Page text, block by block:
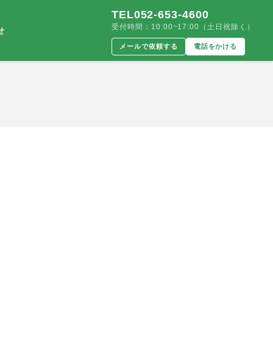
TEL052-653-4600
受付時間：10:00~17:00（土日祝除く）
メールで依頼する 電話をかける